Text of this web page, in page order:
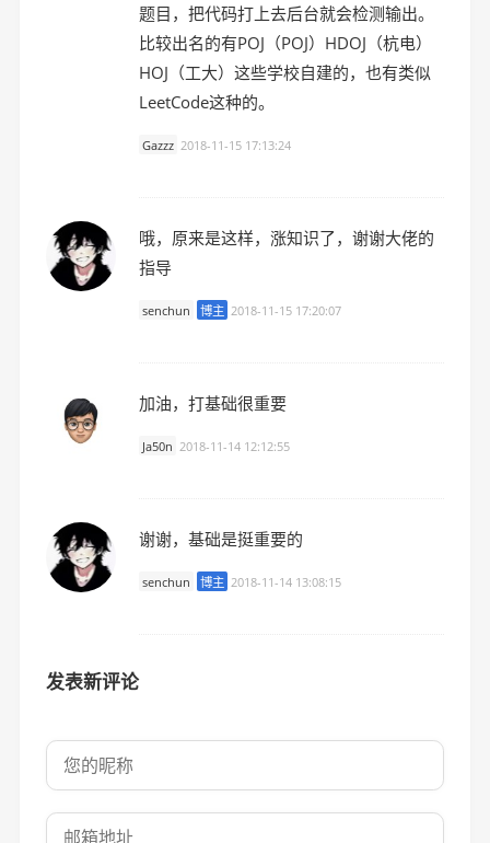
题目，把代码打上去后台就会检测输出。
比较出名的有POJ（POJ）HDOJ（杭电）
HOJ（工大）这些学校自建的，也有类似
LeetCode这种的。
Gazzz 2018-11-15 17:13:24
哦，原来是这样，涨知识了，谢谢大佬的
指导
senchun 博主 2018-11-15 17:20:07
加油，打基础很重要
Ja50n 2018-11-14 12:12:55
谢谢，基础是挺重要的
senchun 博主 2018-11-14 13:08:15
发表新评论